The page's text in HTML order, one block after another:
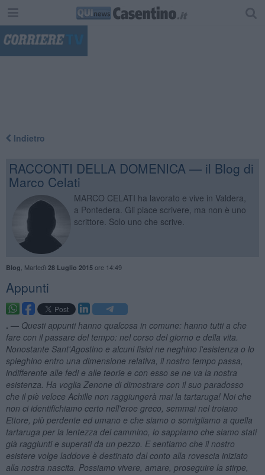
Indietro
RACCONTI DELLA DOMENICA — il Blog di
Marco Celati
MARCO CELATI ha lavorato e vive in Valdera,
a Pontedera. Gli piace scrivere, ma non è uno
scrittore. Solo uno che scrive.
Blog Martedì 28 Luglio 2015ore 14:49
Appunti
. — Questi appunti hanno qualcosa in comune: hanno tutti a che
fare con il passare del tempo: nel corso del giorno e della vita.
Nonostante Sant'Agostino e alcuni fisici ne neghino l'esistenza o lo
spieghino entro una dimensione relativa, il nostro tempo passa,
indifferente alle fedi e alle teorie e con esso se ne va la nostra
esistenza. Ha voglia Zenone di dimostrare con il suo paradosso
che il piè veloce Achille non raggiungerà mai la tartaruga! Noi che
non ci identifichiamo certo nell'eroe greco, semmai nel troiano
Ettore, più perdente ed umano e che siamo o somigliamo a quella
tartaruga per la lentezza del cammino, lo sappiamo che siamo stati
già raggiunti e superati da un pezzo. E sentiamo che il nostro
esistere volge laddove è destinato dal conto alla rovescia iniziato
alla nostra nascita. Possiamo vivere, amare, proseguire la stirpe,